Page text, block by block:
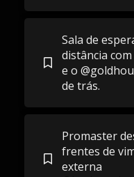
Sala de
distância
e o
de trás.
Promaster
frentes de
externa